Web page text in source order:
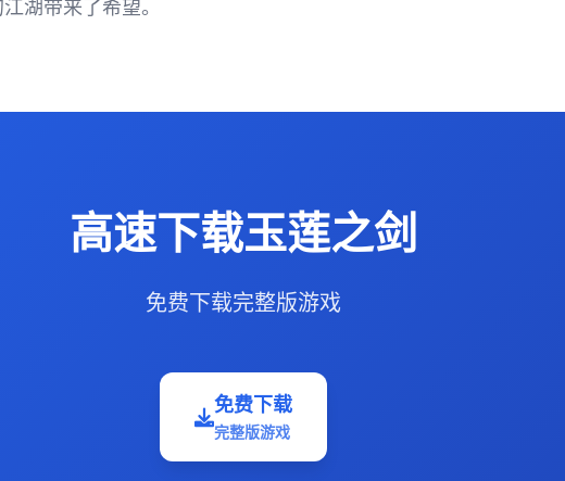
湖带来了希望。
高速下载玉莲之剑
免费下载完整版游戏
免费下载
完整版游戏